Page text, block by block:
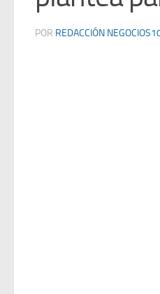
POR REDACCIÓN